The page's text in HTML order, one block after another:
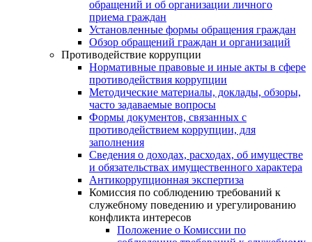
обращений и об организации личного
приема граждан
Установленные формы обращения граждан
Обзор обращений граждан и организаций
Противодействие коррупции
Нормативные правовые и иные акты в сфере
противодействия коррупции
Методические материалы, доклады, обзоры,
часто задаваемые вопросы
Формы документов, связанных с
противодействием коррупции, для
заполнения
Сведения о доходах, расходах, об имуществе
и обязательствах имущественного характера
Антикоррупционная экспертиза
Комиссия по соблюдению требований к
служебному поведению и урегулированию
конфликта интересов
Положение о Комиссии по